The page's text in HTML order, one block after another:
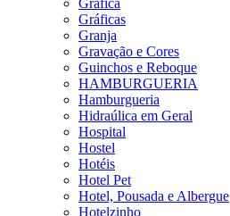
Gráfica
Gráficas
Granja
Gravação e Cores
Guinchos e Reboque
HAMBURGUERIA
Hamburgueria
Hidraúlica em Geral
Hospital
Hostel
Hotéis
Hotel Pet
Hotel, Pousada e Albergue
Hotelzinho